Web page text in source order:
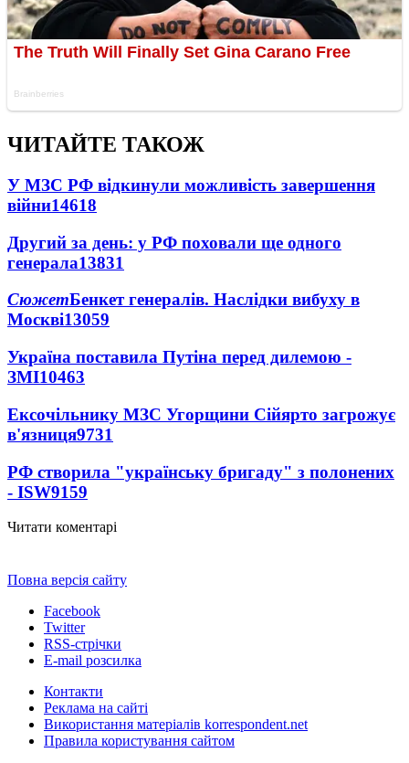
ЧИТАЙТЕ ТАКОЖ
У МЗС РФ відкинули можливість завершення
війни14618
Другий за день: у РФ поховали ще одного
генерала13831
СюжетБенкет генералів. Наслідки вибуху в
Москві13059
Україна поставила Путіна перед дилемою -
ЗМІ10463
Ексочільнику МЗС Угорщини Сійярто загрожує
в'язниця9731
РФ створила "українську бригаду" з полонених
- ISW9159
Читати коментарі
Повна версія сайту
Facebook
Twitter
RSS-стрічки
E-mail розсилка
Контакти
Реклама на сайті
Використання матеріалів korrespondent.net
Правила користування сайтом